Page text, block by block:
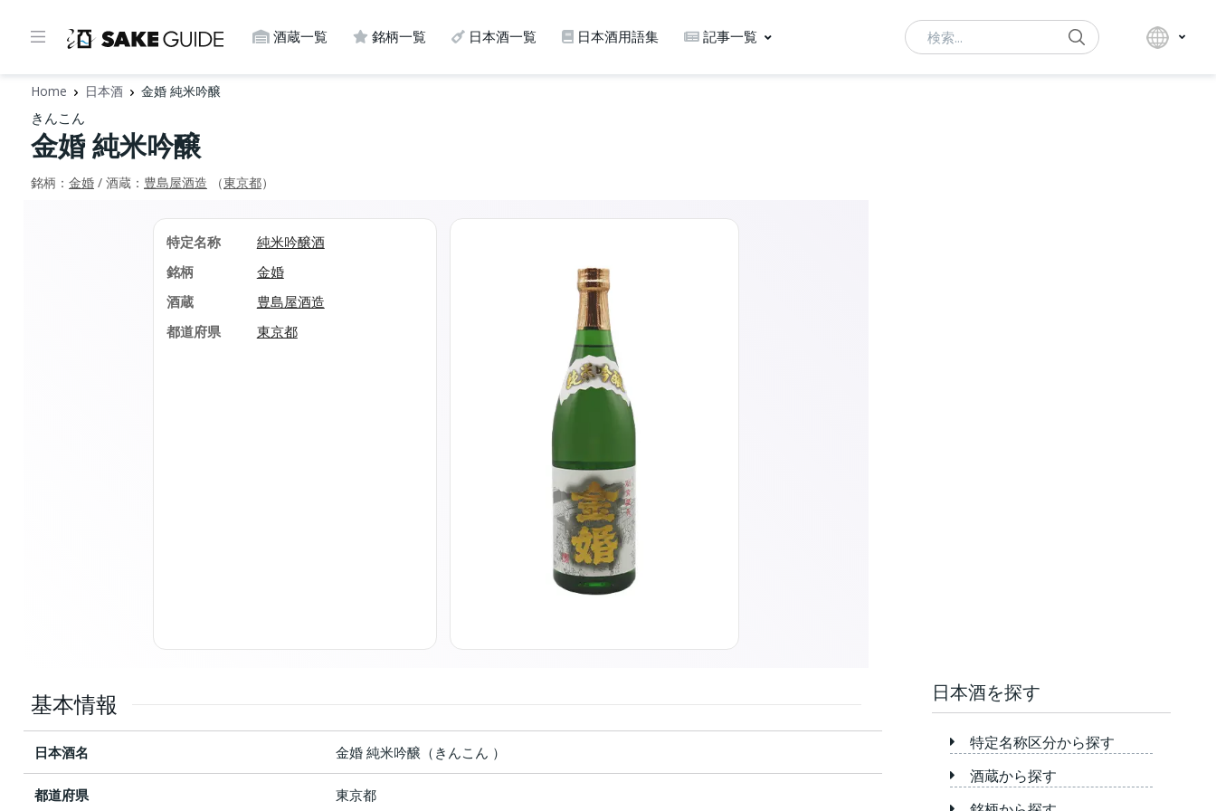
酒蔵一覧 銘柄一覧 日本酒一覧 日本酒用語集 記事一覧 Search
Home 日本酒 金婚 純米吟醸
きんこん
金婚 純米吟醸
銘柄： 金婚 / 酒蔵： 豊島屋酒造 （東京都）
特定名称
純米吟醸酒
銘柄
金婚
酒蔵
豊島屋酒造
都道府県
東京都
基本情報
日本酒名 金婚 純米吟醸（きんこん ）
都道府県 東京都
日本酒を探す
特定名称区分から探す
酒蔵から探す